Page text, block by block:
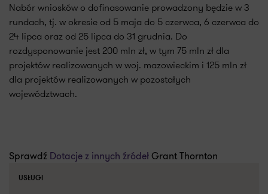
Nabór wniosków o dofinasowanie prowadzony będzie w 3
rundach, tj. w okresie od 5 maja do 5 czerwca, 6 czerwca do
24 lipca oraz od 25 lipca do 31 grudnia. Do
rozdysponowanie jest 200 mln zł, w tym 75 mln zł dla
projektów realizowanych w woj. mazowieckim i 125 mln zł
dla projektów realizowanych w pozostałych
województwach.
Sprawdź Dotacje z innych źródeł Grant Thornton
USŁUGI